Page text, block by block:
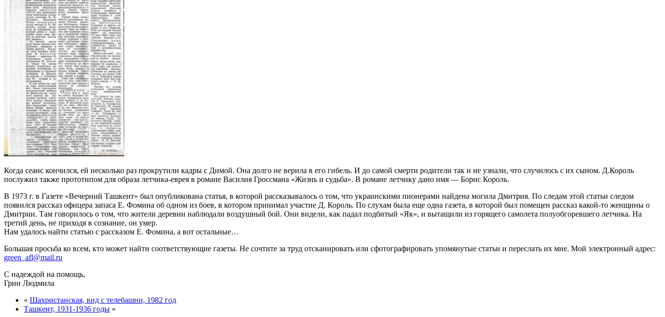
Когда сеанс кончился, ей несколько раз прокрутили кадры с Димой. Она долго не верила в его гибель. И до самой смерти родители так и не узнали, что случилось с их сыном. Д.Король
послужил также прототипом для образа летчика-еврея в романе Василия Гроссмана «Жизнь и судьба». В романе летчику дано имя — Борис Король.
В 1973 г. в Газете «Вечерний Ташкент» был опубликована статья, в которой рассказывалось о том, что украинскими пионерами найдена могила Дмитрия. По следам этой статьи следом
появился рассказ офицера запаса Е. Фомина об одном из боев, в котором принимал участие Д. Король. По слухам была еще одна газета, в которой был помещен рассказ какой-то женщины о
Дмитрии. Там говорилось о том, что жители деревни наблюдали воздушный бой. Они видели, как падал подбитый «Як», и вытащили из горящего самолета полуобгоревшего летчика. На
третий день, не приходя в сознание, он умер.
Нам удалось найти статью с рассказом Е. Фомина, а вот остальные…
Большая просьба ко всем, кто может найти соответствующие газеты. Не сочтите за труд отсканировать или сфотографировать упомянутые статьи и переслать их мне. Мой электронный адрес:
green_afl@mail.ru
С надеждой на помощь,
Грин Людмила
« Шахристанская, вид с телебашни, 1982 год
Ташкент, 1931-1936 годы »